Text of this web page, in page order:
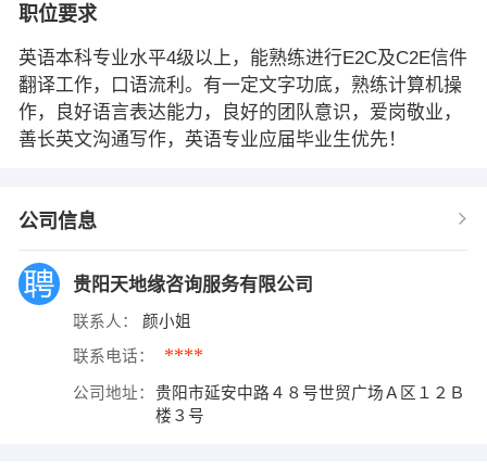
职位要求
英语本科专业水平4级以上，能熟练进行E2C及C2E信件
翻译工作，口语流利。有一定文字功底，熟练计算机操
作，良好语言表达能力，良好的团队意识，爱岗敬业，
善长英文沟通写作，英语专业应届毕业生优先！
公司信息
贵阳天地缘咨询服务有限公司
联系人： 颜小姐
联系电话： ****
公司地址：
贵阳市延安中路４８号世贸广场Ａ区１２Ｂ
楼３号